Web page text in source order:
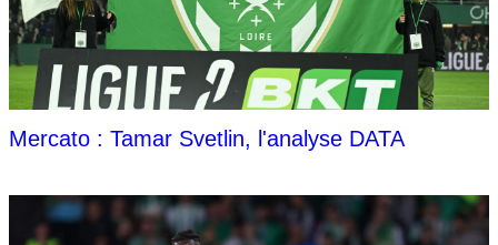
Mercato : Tamar Svetlin, l'analyse DATA